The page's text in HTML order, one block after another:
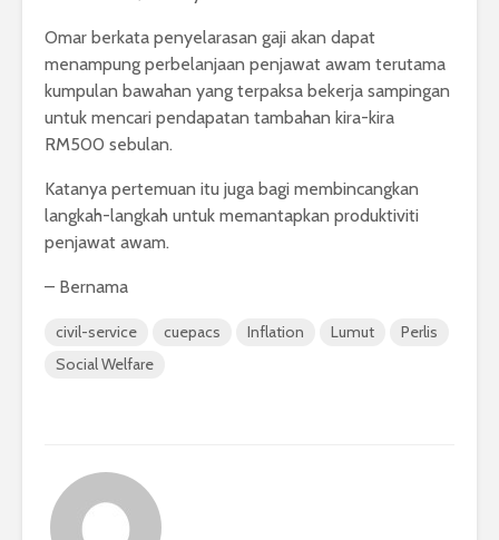
Omar berkata penyelarasan gaji akan dapat
menampung perbelanjaan penjawat awam terutama
kumpulan bawahan yang terpaksa bekerja sampingan
untuk mencari pendapatan tambahan kira-kira
RM500 sebulan.
Katanya pertemuan itu juga bagi membincangkan
langkah-langkah untuk memantapkan produktiviti
penjawat awam.
– Bernama
civil-service cuepacs Inflation Lumut
Perlis
Social Welfare